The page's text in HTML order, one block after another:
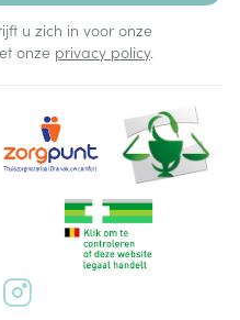
u zich in voor onze
onze privacy policy.